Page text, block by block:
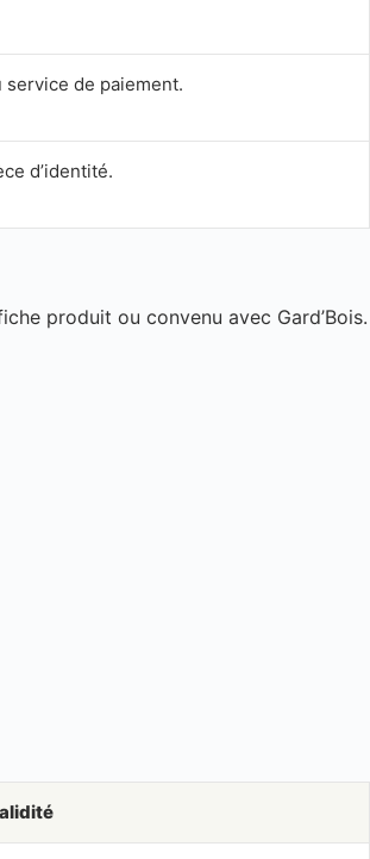
service de paiement.
d’identité.
produit ou convenu avec Gard’Bois.